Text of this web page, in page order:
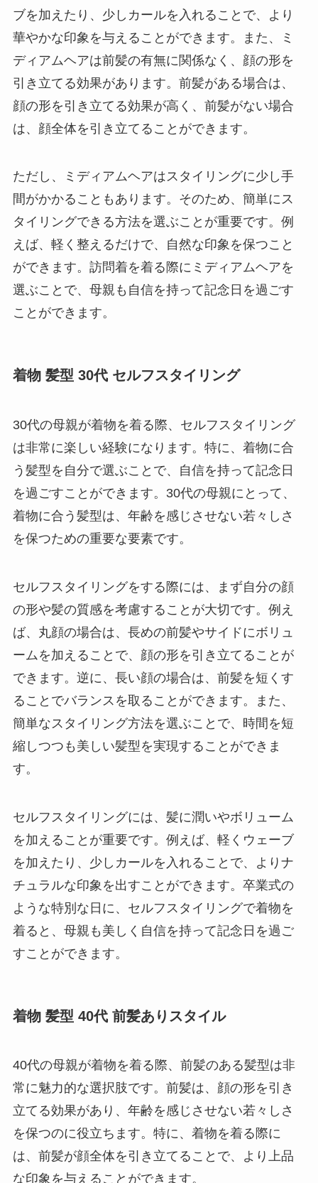
ブを加えたり、少しカールを入れることで、より
華やかな印象を与えることができます。また、ミ
ディアムヘアは前髪の有無に関係なく、顔の形を
引き立てる効果があります。前髪がある場合は、
顔の形を引き立てる効果が高く、前髪がない場合
は、顔全体を引き立てることができます。
ただし、ミディアムヘアはスタイリングに少し手
間がかかることもあります。そのため、簡単にス
タイリングできる方法を選ぶことが重要です。例
えば、軽く整えるだけで、自然な印象を保つこと
ができます。訪問着を着る際にミディアムヘアを
選ぶことで、母親も自信を持って記念日を過ごす
ことができます。
着物 髪型 30代 セルフスタイリング
30代の母親が着物を着る際、セルフスタイリング
は非常に楽しい経験になります。特に、着物に合
う髪型を自分で選ぶことで、自信を持って記念日
を過ごすことができます。30代の母親にとって、
着物に合う髪型は、年齢を感じさせない若々しさ
を保つための重要な要素です。
セルフスタイリングをする際には、まず自分の顔
の形や髪の質感を考慮することが大切です。例え
ば、丸顔の場合は、長めの前髪やサイドにボリュ
ームを加えることで、顔の形を引き立てることが
できます。逆に、長い顔の場合は、前髪を短くす
ることでバランスを取ることができます。また、
簡単なスタイリング方法を選ぶことで、時間を短
縮しつつも美しい髪型を実現することができま
す。
セルフスタイリングには、髪に潤いやボリューム
を加えることが重要です。例えば、軽くウェーブ
を加えたり、少しカールを入れることで、よりナ
チュラルな印象を出すことができます。卒業式の
ような特別な日に、セルフスタイリングで着物を
着ると、母親も美しく自信を持って記念日を過ご
すことができます。
着物 髪型 40代 前髪ありスタイル
40代の母親が着物を着る際、前髪のある髪型は非
常に魅力的な選択肢です。前髪は、顔の形を引き
立てる効果があり、年齢を感じさせない若々しさ
を保つのに役立ちます。特に、着物を着る際に
は、前髪が顔全体を引き立てることで、より上品
な印象を与えることができます。